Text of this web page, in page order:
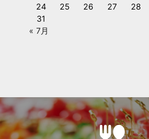
24
25 26 27 28
31
« 7月